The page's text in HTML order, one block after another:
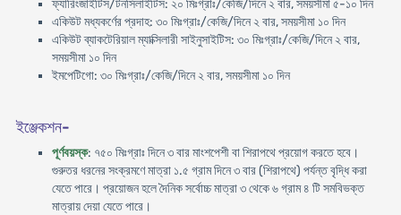
ফ্যারিংজাইটিস/টনসিলাইটিস: ২০ মিঃগ্রাঃ/কেজি/দিনে ২ বার, সময়সীমা ৫-১০ দিন
একিউট মধ্যকর্ণের প্রদাহ: ৩০ মিঃগ্রাঃ/কেজি/দিনে ২ বার, সময়সীমা ১০ দিন
একিউট ব্যাকটেরিয়াল ম্যাক্সিলারী সাইনুসাইটিস: ৩০ মিঃগ্রাঃ/কেজি/দিনে ২ বার,
সময়সীমা ১০ দিন
ইমপেটিগো: ৩০ মিঃগ্রাঃ/কেজি/দিনে ২ বার, সময়সীমা ১০ দিন
ইঞ্জেকশন-
পূর্ণবয়স্ক: ৭৫০ মিঃগ্রাঃ দিনে ৩ বার মাংশপেশী বা শিরাপথে প্রয়োগ করতে হবে।
গুরুতর ধরনের সংক্রমণে মাত্রা ১.৫ গ্রাম দিনে ৩ বার (শিরাপথে) পর্যন্ত বৃদ্ধি করা
যেতে পারে। প্রয়োজন হলে দৈনিক সর্বোচ্চ মাত্রা ৩ থেকে ৬ গ্রাম ৪ টি সমবিভক্ত
মাত্রায় দেয়া যেতে পারে।